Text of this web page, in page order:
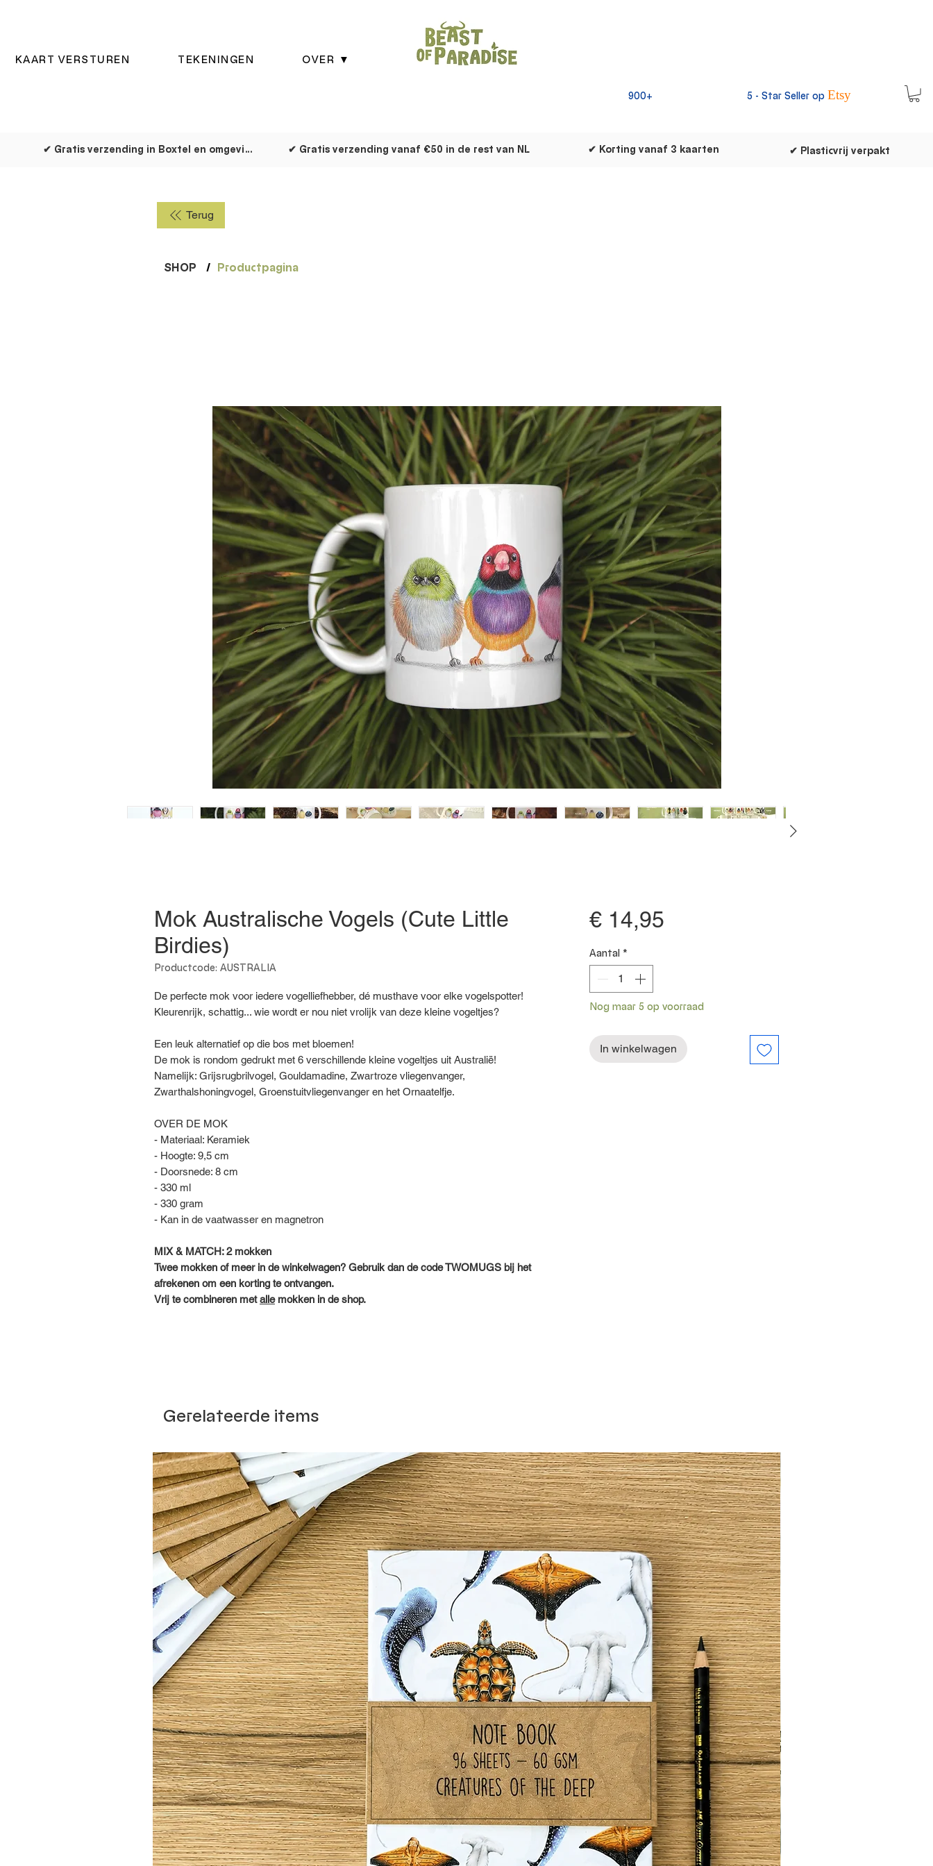
KAART VERSTUREN TEKENINGEN OVER ▼
900+ 5 - Star Seller op Etsy
✔ Gratis verzending in Boxtel en omgeving ✔ Gratis verzending vanaf €50 in de rest van NL ✔ Korting vanaf 3 kaarten ✔ Plasticvrij verpakt
Terug
SHOP / Productpagina
Mok Australische Vogels (Cute Little
Birdies)
Productcode: AUSTRALIA
De perfecte mok voor iedere vogelliefhebber, dé musthave voor elke vogelspotter!
Kleurenrijk, schattig... wie wordt er nou niet vrolijk van deze kleine vogeltjes?
Een leuk alternatief op die bos met bloemen!
De mok is rondom gedrukt met 6 verschillende kleine vogeltjes uit Australië!
Namelijk: Grijsrugbrilvogel, Gouldamadine, Zwartroze vliegenvanger,
Zwarthalshoningvogel, Groenstuitvliegenvanger en het Ornaatelfje.
OVER DE MOK
- Materiaal: Keramiek
- Hoogte: 9,5 cm
- Doorsnede: 8 cm
- 330 ml
- 330 gram
- Kan in de vaatwasser en magnetron
MIX & MATCH: 2 mokken
Twee mokken of meer in de winkelwagen? Gebruik dan de code TWOMUGS bij het
afrekenen om een korting te ontvangen.
Vrij te combineren metallemokken in de shop.
€ 14,95Prijs
Aantal *
Nog maar 5 op voorraad
In winkelwagen
Gerelateerde items